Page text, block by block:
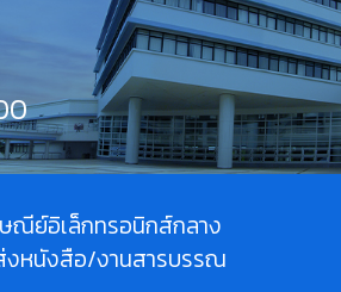
ณีย์อิเล็กทรอนิกส์กลาง
งหนังสือ/งานสารบรรณ